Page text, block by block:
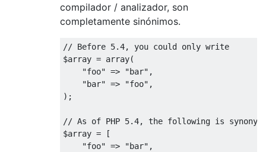
compilador / analizador, son
completamente sinónimos.
// Before 5.4, you could only write
$array = array(
"foo" => "bar" ,
"bar" => "foo" ,
);
// As of PHP 5.4, the following is
$array =
[
"foo" => "bar" ,